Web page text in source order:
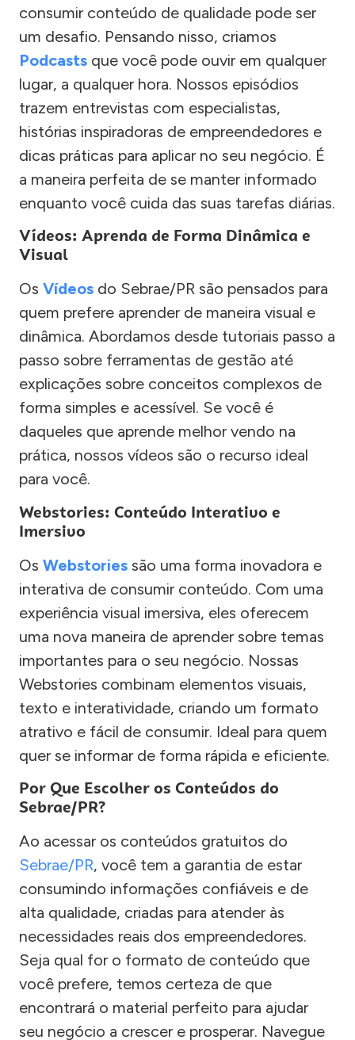
consumir conteúdo de qualidade pode ser
um desafio. Pensando nisso, criamos
Podcasts que você pode ouvir em qualquer
lugar, a qualquer hora. Nossos episódios
trazem entrevistas com especialistas,
histórias inspiradoras de empreendedores e
dicas práticas para aplicar no seu negócio. É
a maneira perfeita de se manter informado
enquanto você cuida das suas tarefas diárias.
Vídeos: Aprenda de Forma Dinâmica e
Visual
Os Vídeos do Sebrae/PR são pensados para
quem prefere aprender de maneira visual e
dinâmica. Abordamos desde tutoriais passo a
passo sobre ferramentas de gestão até
explicações sobre conceitos complexos de
forma simples e acessível. Se você é
daqueles que aprende melhor vendo na
prática, nossos vídeos são o recurso ideal
para você.
Webstories: Conteúdo Interativo e
Imersivo
Os Webstories são uma forma inovadora e
interativa de consumir conteúdo. Com uma
experiência visual imersiva, eles oferecem
uma nova maneira de aprender sobre temas
importantes para o seu negócio. Nossas
Webstories combinam elementos visuais,
texto e interatividade, criando um formato
atrativo e fácil de consumir. Ideal para quem
quer se informar de forma rápida e eficiente.
Por Que Escolher os Conteúdos do
Sebrae/PR?
Ao acessar os conteúdos gratuitos do
Sebrae/PR, você tem a garantia de estar
consumindo informações confiáveis e de
alta qualidade, criadas para atender às
necessidades reais dos empreendedores.
Seja qual for o formato de conteúdo que
você prefere, temos certeza de que
encontrará o material perfeito para ajudar
seu negócio a crescer e prosperar. Navegue